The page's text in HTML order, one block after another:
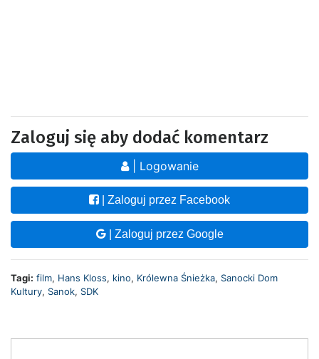
Zaloguj się aby dodać komentarz
| Logowanie
| Zaloguj przez Facebook
| Zaloguj przez Google
Tagi: film, Hans Kloss, kino, Królewna Śnieżka, Sanocki Dom
Kultury, Sanok, SDK